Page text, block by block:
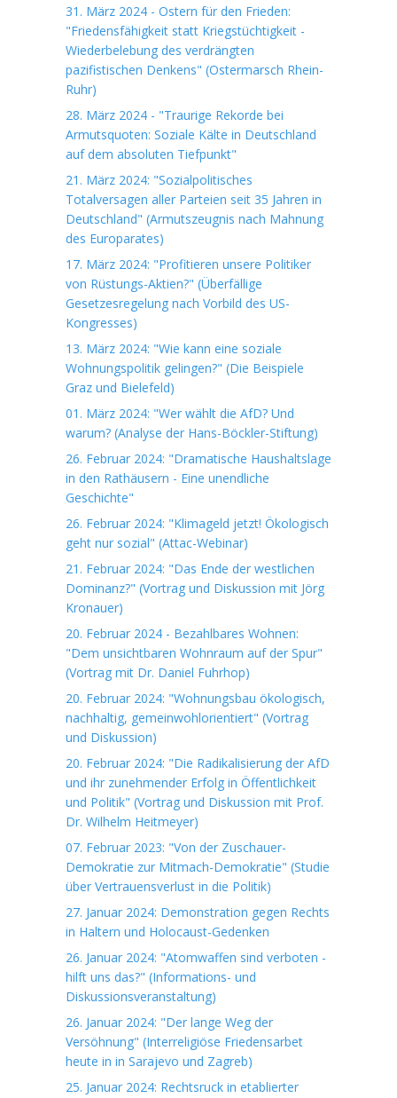
31. März 2024 - Ostern für den Frieden:
"Friedensfähigkeit statt Kriegstüchtigkeit -
Wiederbelebung des verdrängten
pazifistischen Denkens" (Ostermarsch Rhein-
Ruhr)
28. März 2024 - "Traurige Rekorde bei
Armutsquoten: Soziale Kälte in Deutschland
auf dem absoluten Tiefpunkt"
21. März 2024: "Sozialpolitisches
Totalversagen aller Parteien seit 35 Jahren in
Deutschland" (Armutszeugnis nach Mahnung
des Europarates)
17. März 2024: "Profitieren unsere Politiker
von Rüstungs-Aktien?" (Überfällige
Gesetzesregelung nach Vorbild des US-
Kongresses)
13. März 2024: "Wie kann eine soziale
Wohnungspolitik gelingen?" (Die Beispiele
Graz und Bielefeld)
01. März 2024: "Wer wählt die AfD? Und
warum? (Analyse der Hans-Böckler-Stiftung)
26. Februar 2024: "Dramatische Haushaltslage
in den Rathäusern - Eine unendliche
Geschichte"
26. Februar 2024: "Klimageld jetzt! Ökologisch
geht nur sozial" (Attac-Webinar)
21. Februar 2024: "Das Ende der westlichen
Dominanz?" (Vortrag und Diskussion mit Jörg
Kronauer)
20. Februar 2024 - Bezahlbares Wohnen:
"Dem unsichtbaren Wohnraum auf der Spur"
(Vortrag mit Dr. Daniel Fuhrhop)
20. Februar 2024: "Wohnungsbau ökologisch,
nachhaltig, gemeinwohlorientiert" (Vortrag
und Diskussion)
20. Februar 2024: "Die Radikalisierung der AfD
und ihr zunehmender Erfolg in Öffentlichkeit
und Politik" (Vortrag und Diskussion mit Prof.
Dr. Wilhelm Heitmeyer)
07. Februar 2023: "Von der Zuschauer-
Demokratie zur Mitmach-Demokratie" (Studie
über Vertrauensverlust in die Politik)
27. Januar 2024: Demonstration gegen Rechts
in Haltern und Holocaust-Gedenken
26. Januar 2024: "Atomwaffen sind verboten -
hilft uns das?" (Informations- und
Diskussionsveranstaltung)
26. Januar 2024: "Der lange Weg der
Versöhnung" (Interreligiöse Friedensarbet
heute in in Sarajevo und Zagreb)
25. Januar 2024: Rechtsruck in etablierter